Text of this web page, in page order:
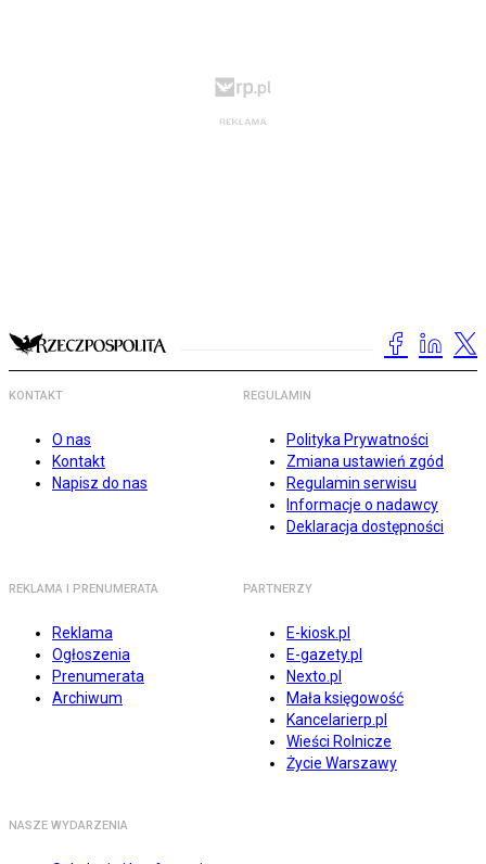
KONTAKT
O nas
Kontakt
Napisz do nas
REGULAMIN
Polityka Prywatności
Zmiana ustawień zgód
Regulamin serwisu
Informacje o nadawcy
Deklaracja dostępności
REKLAMA I PRENUMERATA
Reklama
Ogłoszenia
Prenumerata
Archiwum
PARTNERZY
E-kiosk.pl
E-gazety.pl
Nexto.pl
Mała księgowość
Kancelarierp.pl
Wieści Rolnicze
Życie Warszawy
NASZE WYDARZENIA